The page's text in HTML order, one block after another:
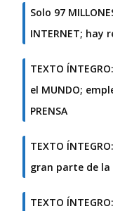
Solo 97
INTERNET; hay
TEXTO
el MUNDO;
PRENSA
TEXTO
gran parte de la
TEXTO